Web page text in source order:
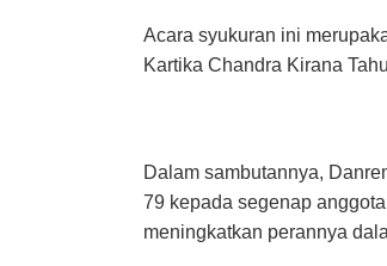
Acara syukuran ini
Kartika Chandra Kirana
Dalam sambutannya,
79 kepada segenap
meningkatkan perannya